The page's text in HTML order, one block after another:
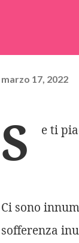
marzo 17, 2022
S e ti
Ci sono
sofferenza